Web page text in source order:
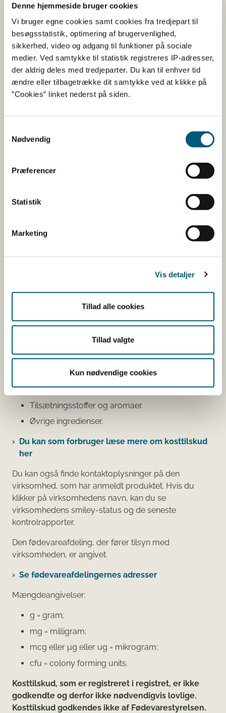
Denne hjemmeside bruger cookies
Vi bruger egne cookies samt cookies fra tredjepart til
besøgsstatistik, optimering af brugervenlighed,
sikkerhed, video og adgang til funktioner på sociale
medier. Ved samtykke til statistik registreres IP-adresser,
der aldrig deles med tredjeparter. Du kan til enhver tid
ændre eller tilbagetrække dit samtykke ved at klikke på
”Cookies” linket nederst på siden.
Nødvendig
Præferencer
Statistik
Marketing
Vis detaljer
Tillad alle cookies
Tillad valgte
Kun nødvendige cookies
Tilsætningsstoffer og aromaer
Navn
Funktion af tilsætning
Carotener
Farvestof
Citronsyre
Surhedsregulerende
Polyethylenglycol
Konsistensmiddel
Sucralose
Her kan du finde detaljerede
oplysninger om det kosttilskud,
du har søgt på
anmeldt produktet.
indeholder, og i hvilke mængder:
mineraler med ernæringsmæssig eller
fysiologisk virkning.
Tilsætningsstoffer og aromaer.
Øvrige ingredienser.
Du kan som forbruger læse mere om kosttilskud
her
Du kan også finde kontaktoplysninger på den
virksomhed, som har anmeldt produktet. Hvis du
klikker på virksomhedens navn, kan du se
virksomhedens smiley-status og de seneste
kontrolrapporter.
Den fødevareafdeling, der fører tilsyn med
virksomheden, er angivet.
Se fødevareafdelingernes adresser
Mængdeangivelser:
g = gram;
mg = milligram;
mcg eller μg eller ug = mikrogram;
cfu = colony forming units.
Kosttilskud, som er registreret i registret, er ikke
godkendte og derfor ikke nødvendigvis lovlige.
Kosttilskud godkendes ikke af Fødevarestyrelsen.